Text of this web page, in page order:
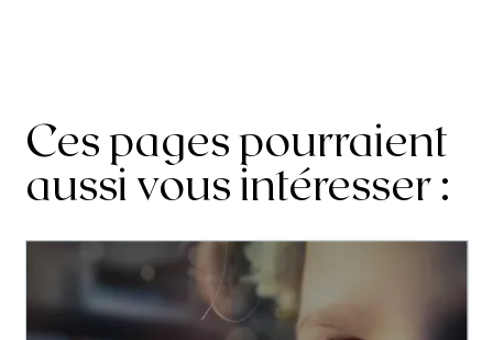
Ces pages pourraient
aussi vous intéresser :